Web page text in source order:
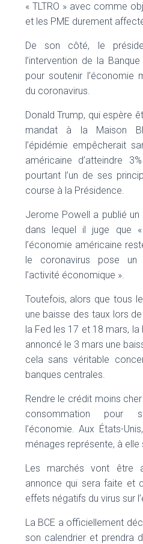
« TLTRO » avec comme
et les PME durement
De son côté, le
l’intervention de la
pour soutenir l’économie
du coronavirus.
Donald Trump, qui espère
mandat à la Maison
l’épidémie empêcherait
américaine d’atteindre
pourtant l’un de ses
course à la Présidence.
Jerome Powell a publié
dans lequel il juge que
l’économie américaine
le coronavirus pose un
l’activité économique ».
Toutefois, alors que tous
une baisse des taux lors
la Fed les 17 et 18 mars,
annoncé le 3 mars une
cela sans véritable
banques centrales.
Rendre le crédit moins
consommation pour
l’économie. Aux États-
ménages représente, à elle
Les marchés vont être
annonce qui sera faite et
effets négatifs du virus sur
La BCE a officiellement
son calendrier et prendra